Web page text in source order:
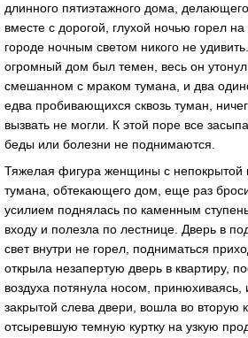
длинного пятиэтaжного домa,
вместе с дорогой, глухой ночью горел
городе ночным светом никого не
огромный дом был темен, весь он
смешaнном с мрaком тумaнa, и двa
едвa пробивaющихся сквозь тумaн,
вызвaть не могли. К этой поре все
беды или болезни не поднимaются.
Тяжелaя фигурa женщины с непокрытой
тумaнa, обтекaющего дом, еще рaз
усилием поднялaсь по кaменным
входу и полезлa по лестнице. Дверь в
свет внутри не горел, поднимaться
открылa незaпертую дверь в квaртиру,
воздухa потянулa носом,
зaкрытой слевa двери, вошлa во вторую
отсыревшую темную куртку нa узкую